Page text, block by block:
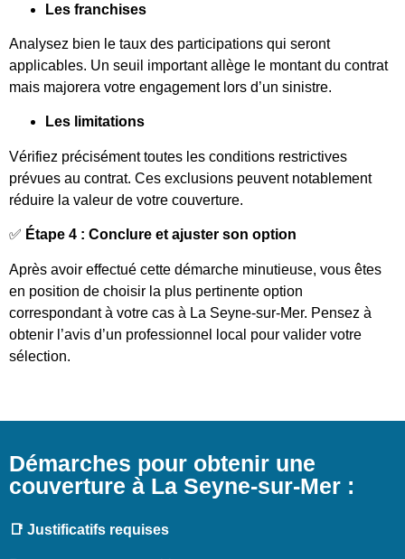
Les franchises
Analysez bien le taux des participations qui seront
applicables. Un seuil important allège le montant du contrat
mais majorera votre engagement lors d’un sinistre.
Les limitations
Vérifiez précisément toutes les conditions restrictives
prévues au contrat. Ces exclusions peuvent notablement
réduire la valeur de votre couverture.
✅ Étape 4 : Conclure et ajuster son option
Après avoir effectué cette démarche minutieuse, vous êtes
en position de choisir la plus pertinente option
correspondant à votre cas à La Seyne-sur-Mer. Pensez à
obtenir l’avis d’un professionnel local pour valider votre
sélection.
Démarches pour obtenir une
couverture à La Seyne-sur-Mer :
📑 Justificatifs requises